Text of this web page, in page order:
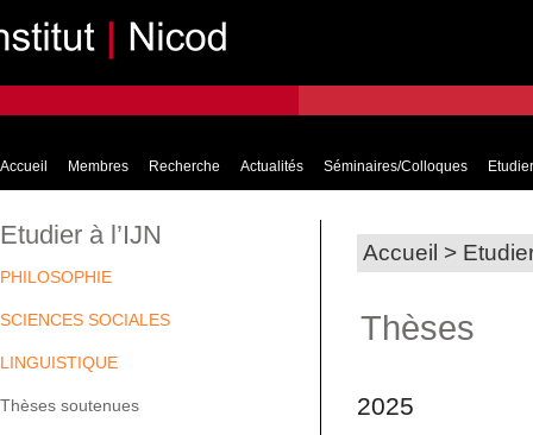
Accueil Membres Recherche Actualités Séminaires/Colloques
Accueil >
Thèses
2025
Etudier à l’IJN
PHILOSOPHIE
SCIENCES SOCIALES
LINGUISTIQUE
Thèses soutenues